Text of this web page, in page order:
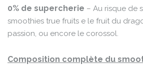
0% de supercherie – Au risque de
smoothies true fruits e le fruit du
passion, ou encore le corossol.
Composition complète du